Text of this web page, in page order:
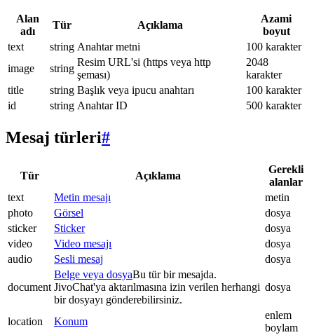
Alan
adı
Tür Açıklama
Azami
boyut
text
string Anahtar metni
100 karakter
image
string
Resim URL'si (https veya http
şeması)
2048
karakter
title
string Başlık veya ipucu anahtarı
100 karakter
id
string Anahtar ID 500 karakter
Mesaj türleri#
Tür Açıklama
Gerekli
alanlar
text
Metin mesajı
metin
photo
Görsel
dosya
sticker
Sticker
dosya
video
Video mesajı
dosya
audio
Sesli mesaj dosya
document
Belge veya dosyaBu tür bir mesajda.
JivoChat'ya aktarılmasına izin verilen herhangi
bir dosyayı gönderebilirsiniz.
dosya
location Konum
enlem
boylam